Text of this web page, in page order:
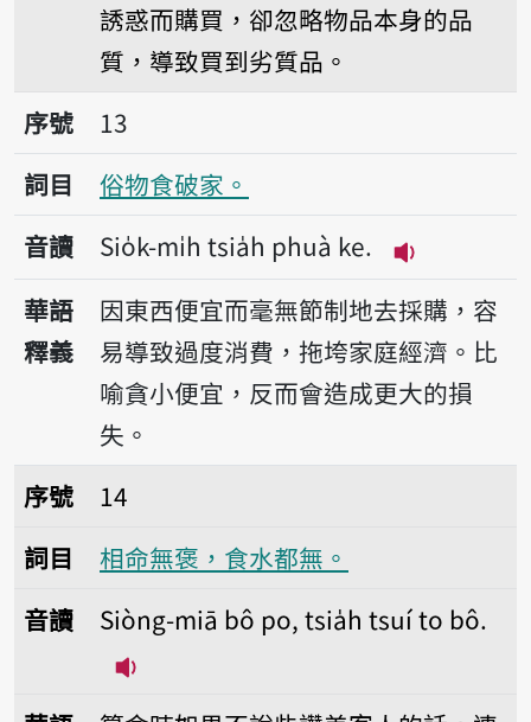
誘惑而購買，卻忽略物品本身的品
質，導致買到劣質品。
序號13俗物食破家。
序號
13
詞目
俗物食破家。
音讀
Sio̍k-mi̍h tsia̍h phuà ke.
播放音讀
華語
釋義
因東西便宜而毫無節制地去採購，容
易導致過度消費，拖垮家庭經濟。比
喻貪小便宜，反而會造成更大的損
失。
序號14相命無褒，食水都無。
序號
14
詞目
相命無褒，食水都無。
音讀
Siòng-miā bô po, tsia̍h tsuí to bô.